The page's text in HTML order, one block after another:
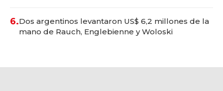
6.Dos argentinos levantaron US$ 6,2 millones de la
mano de Rauch, Englebienne y Woloski